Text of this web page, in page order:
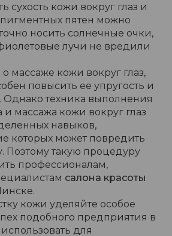
сухость кожи вокруг глаз и
пятен можно
носить солнечные очки,
лучи не вредили
массаже кожи вокруг глаз,
повысить ее упругость и
Однако техника выполнения
и массажа кожи вокруг глаз
навыков,
которых может повредить
Поэтому такую процедуру
профессионалам,
салона красоты
кожи уделяйте особое
подобного предприятия в
для